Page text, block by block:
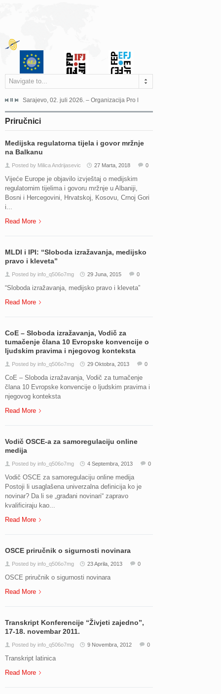
Navigate to...
Grada Sarajeva povodom Dana Sarajeva dugogodišnjoj...
Sarajevo, 02. juli 2026. – Organizacija Pro Educa juče je uspješno
Priručnici
Medijska regulatorna tijela i govor mržnje
na Balkanu
Posted by Milica Andrijasevic 27 Marta, 2018 0
Vijeće Europe je objavilo izvještaj o medijskim
regulatornim tijelima i govoru mržnje u Albaniji,
Bosni i Hercegovini, Hrvatskoj, Kosovu, Crnoj Gori
i...
Read More
MLDI i IPI: “Sloboda izražavanja, medijsko
pravo i kleveta”
Posted by info_q506o7mg 29 Juna, 2015 0
“Sloboda izražavanja, medijsko pravo i kleveta”
Read More
CoE – Sloboda izražavanja, Vodič za
tumačenje člana 10 Evropske konvencije o
ljudskim pravima i njegovog konteksta
Posted by info_q506o7mg 29 Oktobra, 2013 0
CoE – Sloboda izražavanja, Vodič za tumačenje
člana 10 Evropske konvencije o ljudskim pravima i
njegovog konteksta
Read More
Vodič OSCE-a za samoregulaciju online
medija
Posted by info_q506o7mg 4 Septembra, 2013 0
Vodič OSCE za samoregulaciju online medija
Postoji li usaglašena univerzalna definicija ko je
novinar? Da li se „građani novinari“ zapravo
kvalificiraju kao...
Read More
OSCE priručnik o sigurnosti novinara
Posted by info_q506o7mg 23 Aprila, 2013 0
OSCE priručnik o sigurnosti novinara
Read More
Transkript Konferencije “Živjeti zajedno”,
17-18. novembar 2011.
Posted by info_q506o7mg 9 Novembra, 2012 0
Transkript latinica
Read More